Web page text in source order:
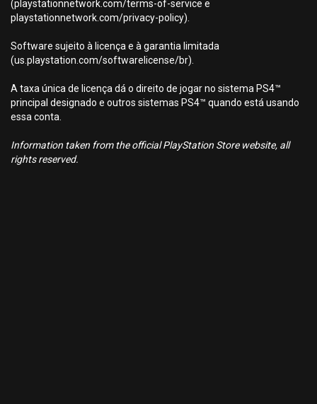
(playstationnetwork.com/terms-of-service e
playstationnetwork.com/privacy-policy).
Software sujeito à licença e à garantia limitada
(us.playstation.com/softwarelicense/br).
A taxa única de licença dá o direito de jogar no sistema PS4™
principal designado e outros sistemas PS4™ quando está usando
essa conta.
Information taken from the official PlayStation Store website, all
rights reserved.